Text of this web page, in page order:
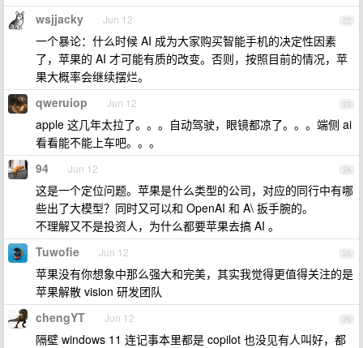
22
wsjjacky Jun 12
一个暴论：什么时候 AI 成为大家购买智能手机的决定性因素
了，苹果的 AI 才可能有质的改变。否则，按照目前的情况，苹
果大概率会继续摆烂。
23
qweruiop Jun 12
apple 这几年太拉了。。。自动驾驶，眼镜都凉了。。。端侧 ai
看看能不能上车吧。。。
24
94 Jun 12
这是一个定位问题。苹果是什么类型的公司，对应的同行中有哪
些出了大模型？同时又可以和 OpenAI 和 A\ 扳手腕的。
不理解又不是投资人，为什么都要苹果去搞 AI 。
25
Tuwofie Jun 12
苹果没有你想象中那么强大和完美，其实我觉得更值得关注的是
苹果解散 vision 研发团队
26
chengYT Jun 12
隔壁 windows 11 连记事本里都是 copilot 也没见有人叫好，都